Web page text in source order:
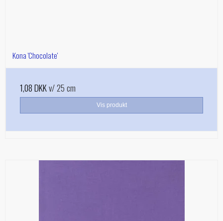
Kona 'Chocolate'
1,08 DKKv/ 25 cm
Vis produkt